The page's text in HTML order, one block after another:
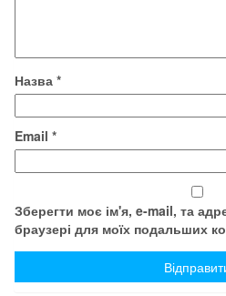
Назва *
Email *
Зберегти моє ім'я, e-mail, та
браузері для моїх подальших